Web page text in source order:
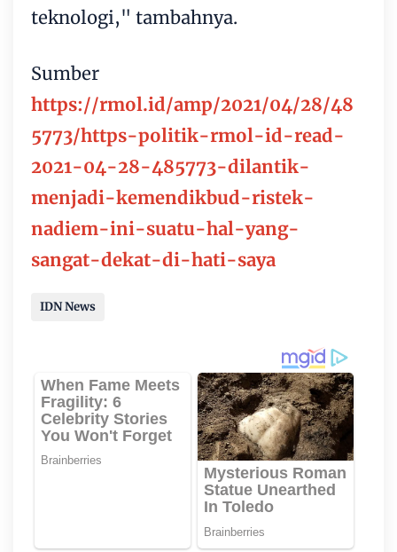
teknologi," tambahnya.
Sumber
https://rmol.id/amp/2021/04/28/48
5773/https-politik-rmol-id-read-
2021-04-28-485773-dilantik-
menjadi-kemendikbud-ristek-
nadiem-ini-suatu-hal-yang-
sangat-dekat-di-hati-saya
IDN News